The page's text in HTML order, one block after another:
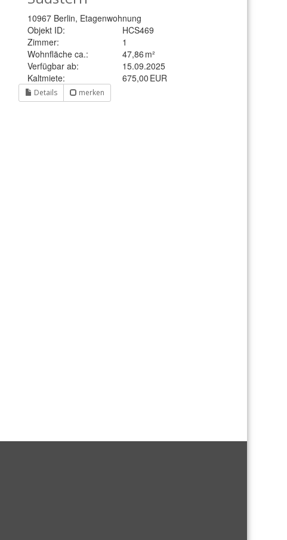
10967 Berlin, Etagenwohnung
Objekt ID:
HCS469
Zimmer:
1
Wohnfläche ca.:
47,86 m²
Verfügbar ab:
15.09.2025
Kaltmiete:
675,00 EUR
Details merken